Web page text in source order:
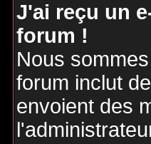
J'ai reçu un
forum !
Nous
forum inclut
envoient des